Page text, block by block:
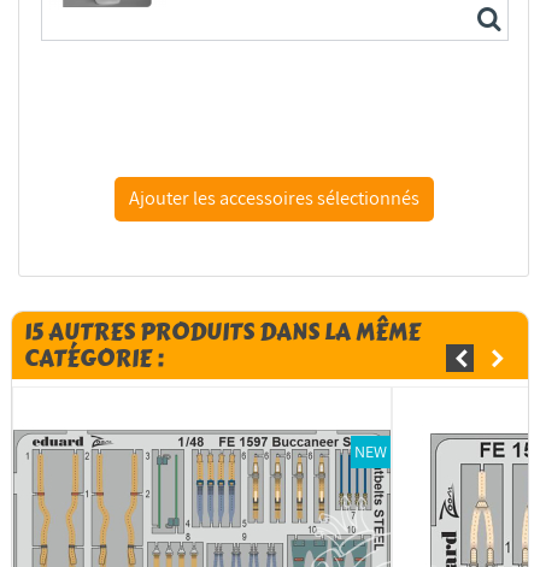
VMS CM01.PE Flexy 5K CA for PE - Colle cyano 5K pour...
15 AUTRES PRODUITS DANS LA MÊME
CATÉGORIE :
NEW